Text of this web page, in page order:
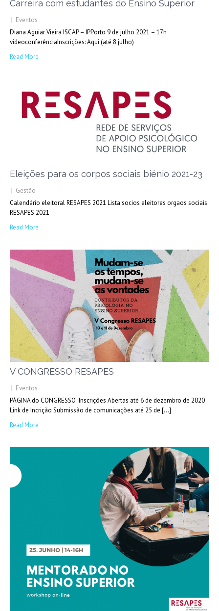
Carreira com estudantes do Ensino Superior
| Eventos
Diana Aguiar Vieira ISCAP – IPPorto 9 de julho 2021 – 17h
videoconferênciaInscrições: Aqui (até 8 julho)
Read More
Eleições para os corpos sociais biénio 2021-23
| Gestão
Calendário eleitoral RESAPES 2021 Lista socios eleitores orgaos sociais
RESAPES 2021
Read More
V CONGRESSO RESAPES
| Eventos
PÁGINA do CONGRESSO Inscrições Abertas até 6 de dezembro de 2020
Link de Incrição Submissão de comunicações até 25 de […]
Read More